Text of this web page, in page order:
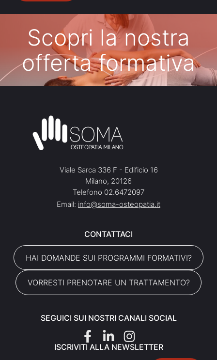
Scopri la nostra
offerta formativa
Viale Sarca 336 F - Edificio 16
Milano, 20126
Telefono 02.6472097
Email: info@soma-osteopatia.it
CONTATTACI
HAI DOMANDE SUI PROGRAMMI FORMATIVI?
VORRESTI PRENOTARE UN TRATTAMENTO?
SEGUICI SUI NOSTRI CANALI SOCIAL
ISCRIVITI ALLA NEWSLETTER